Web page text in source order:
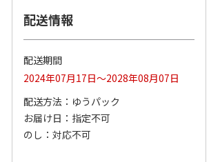
ペット線香 虹のか
なた フルーティフ
ローラルの香り
590円
(送料別・税込)
CIAO 香り立つクラ
ンキー ちゅ～る和
配送情報
配送期間
2024年07月17日～2028年08月07日
配送方法
ゆうパック
お届け日
指定不可
のし
対応不可